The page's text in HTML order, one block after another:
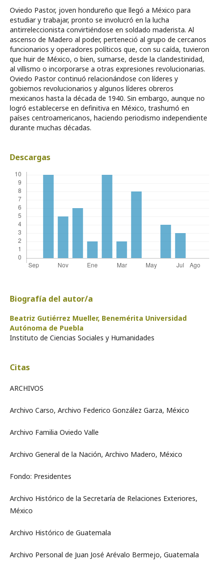
Oviedo Pastor, joven hondureño que llegó a México para
estudiar y trabajar, pronto se involucró en la lucha
antirreleccionista convirtiéndose en soldado maderista. Al
ascenso de Madero al poder, perteneció al grupo de cercanos
funcionarios y operadores políticos que, con su caída, tuvieron
que huir de México, o bien, sumarse, desde la clandestinidad,
al villismo o incorporarse a otras expresiones revolucionarias.
Oviedo Pastor continuó relacionándose con líderes y
gobiernos revolucionarios y algunos líderes obreros
mexicanos hasta la década de 1940. Sin embargo, aunque no
logró establecerse en definitiva en México, trashumó en
países centroamericanos, haciendo periodismo independiente
durante muchas décadas.
Descargas
Biografía del autor/a
Beatriz Gutiérrez Mueller, Benemérita Universidad
Autónoma de Puebla
Instituto de Ciencias Sociales y Humanidades
Citas
ARCHIVOS
Archivo Carso, Archivo Federico González Garza, México
Archivo Familia Oviedo Valle
Archivo General de la Nación, Archivo Madero, México
Fondo: Presidentes
Archivo Histórico de la Secretaría de Relaciones Exteriores,
México
Archivo Histórico de Guatemala
Archivo Personal de Juan José Arévalo Bermejo, Guatemala